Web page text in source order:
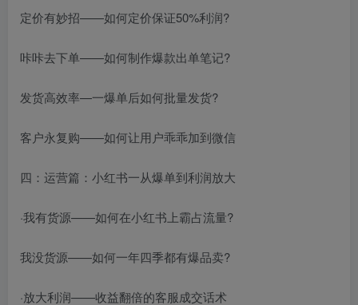
定价有妙招——如何定价保证50%利润?
咔咔去下单——如何制作爆款出单笔记?
发货高效率—一爆单后如何批量发货?
客户永复购——如何让用户乖乖加到微信
四：运营篇：小红书一从爆单到利润放大
·我有货源——如何在小红书上霸占流量?
我没货源——如何一年四季都有爆品卖?
·放大利润——收益翻倍的客服成交话术